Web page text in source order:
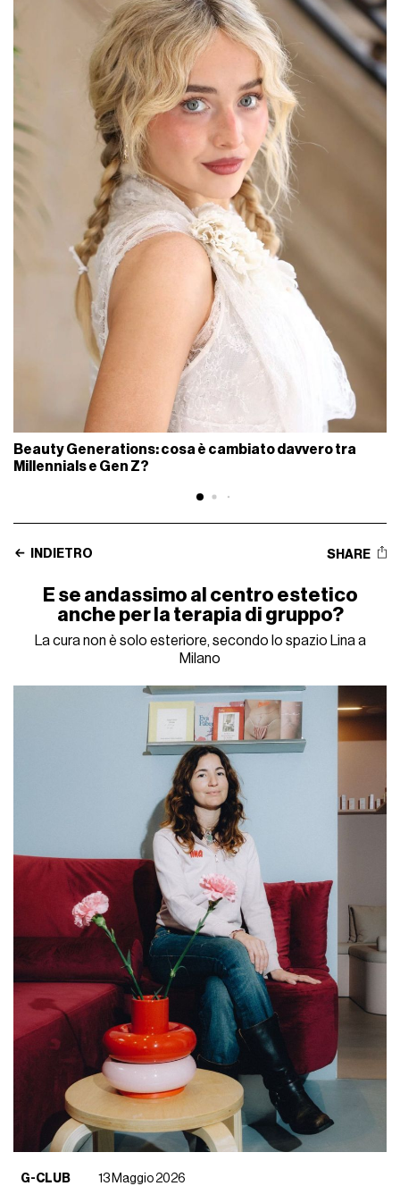
Beauty Generations: cosa è cambiato davvero tra
Millennials e Gen Z?
INDIETRO SHARE
E se andassimo al centro estetico
anche per la terapia di gruppo?
La cura non è solo esteriore, secondo lo spazio Lina a
Milano
G-CLUB
13 Maggio 2026